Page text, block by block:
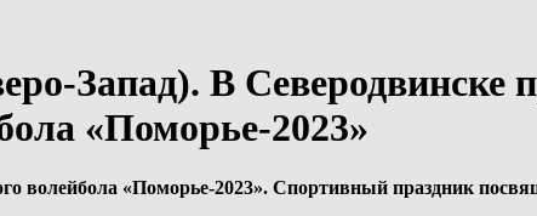
Запад). В Северодвинске
«Поморье-2023»
волейбола «Поморье-2023». Спортивный праздник